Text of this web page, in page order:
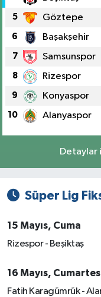
5 Göztepe
6 Başakşehir
7 Samsunspor
8 Rizespor
9 Konyaspor
10 Alanyaspor
Detaylar
Süper Lig
15 Mayıs, Cuma
Rizespor - Beşiktaş
16 Mayıs,
Fatih Karagümrük -